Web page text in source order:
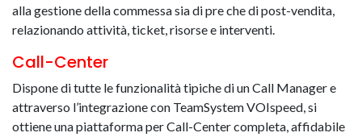
alla gestione della commessa sia di pre che di post-vendita,
relazionando attività, ticket, risorse e interventi.
Call-Center
Dispone di tutte le funzionalità tipiche di un Call Manager e
attraverso l’integrazione con TeamSystem VOIspeed, si
ottiene una piattaforma per Call-Center completa, affidabile